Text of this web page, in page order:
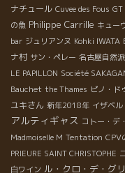
ナチュール Cuvee des Fous GT
の魚 Philippe Carrille キュー
bar ジュリアンヌ Kohki IWATA
ナ村 サン・ペレー 名古屋自然
LE PAPILLON Société
Bauchet the Thames ピノ・ド
ユキさん 新年2018年 イザベル
アルティギャス コトー・デ
Madmoiselle M Tentation CPV
PRIEURE SAINT CHRISTOPHE
白ワイン ル・クロ・デ・グ